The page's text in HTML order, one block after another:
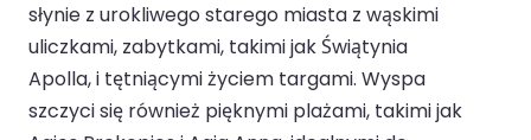
słynie z urokliwego starego miasta z wąskimi
uliczkami, zabytkami, takimi jak Świątynia
Apolla, i tętniącymi życiem targami. Wyspa
szczyci się również pięknymi plażami, takimi jak